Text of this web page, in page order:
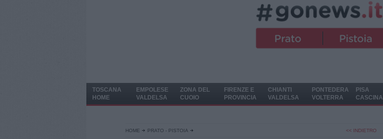
TOSCANA
HOME
EMPOLESE
VALDELSA
ZONA DEL
CUOIO
FIRENZE E
PROVINCIA
CHIANTI
VALDELSA
PONTEDERA
VOLTERRA
PISA
CASCINA
HOME PRATO - PISTOIA << INDIETRO